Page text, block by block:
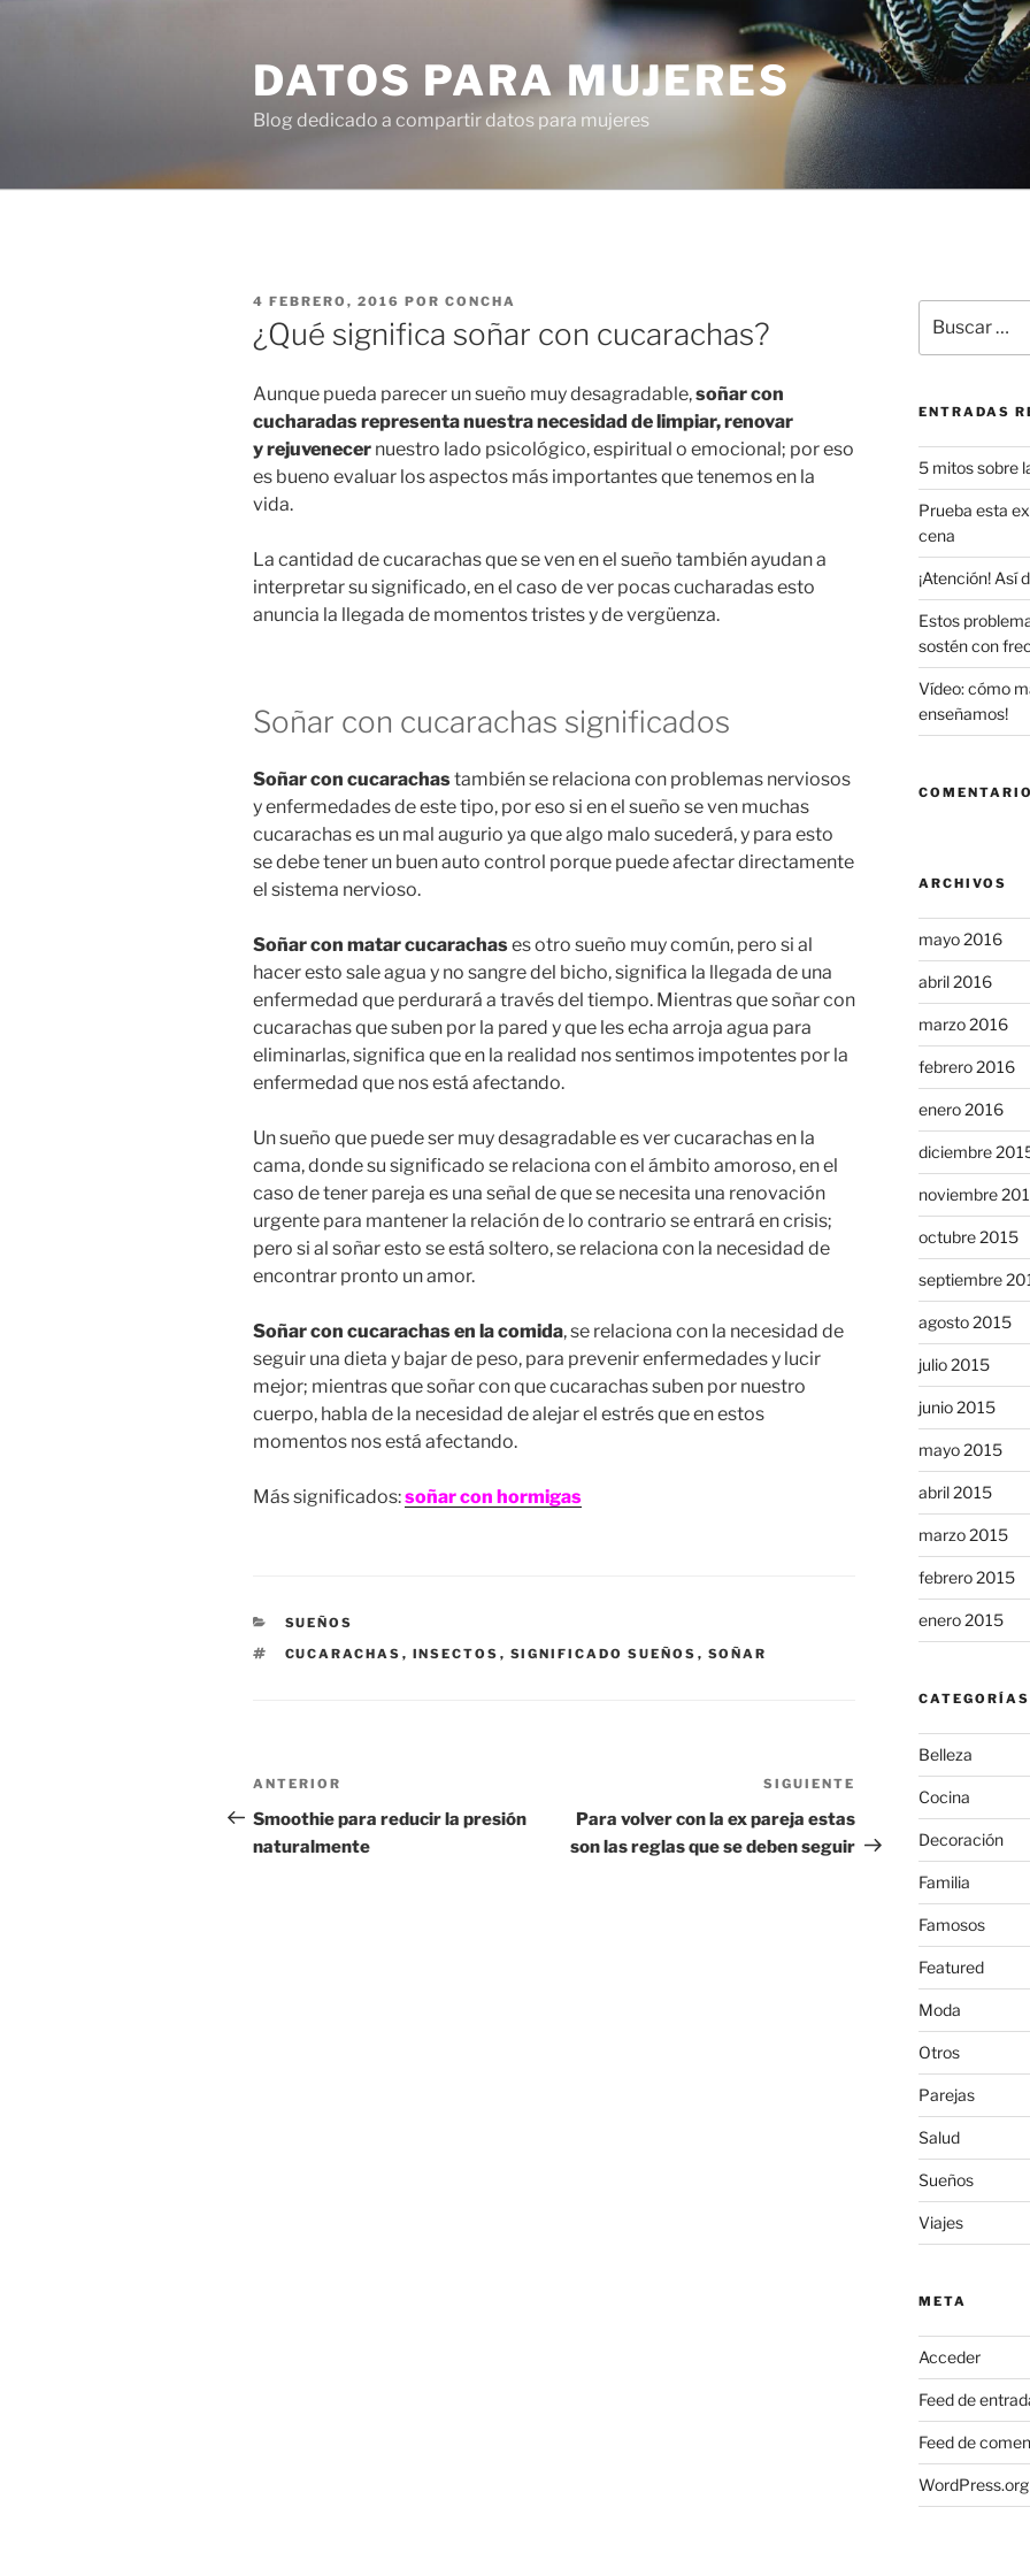
DATOS PARA MUJERES
Blog dedicado a compartir datos para mujeres
PUBLICADO
4 FEBRERO, 2016 POR CONCHA
¿Qué significa soñar con cucarachas?
Aunque pueda parecer un sueño muy desagradable,soñar con
cucharadas representa nuestra necesidad de limpiar, renovar
yrejuvenecer nuestro lado psicológico, espiritual o emocional; por eso
es bueno evaluar los aspectos más importantes que tenemos en la
vida.
La cantidad de cucarachas que se ven en el sueño también ayudan a
interpretar su significado, en el caso de ver pocas cucharadas esto
anuncia la llegada de momentos tristes y de vergüenza.
Soñar con cucarachas significados
Soñar con cucarachastambién se relaciona con problemas nerviosos
y enfermedades de este tipo, por eso si en el sueño se ven muchas
cucarachas es un mal augurio ya que algo malo sucederá, y para esto
se debe tener un buen auto control porque puede afectar directamente
el sistema nervioso.
Soñar con matar cucarachases otro sueño muy común, pero si al
hacer esto sale agua y no sangre del bicho, significa la llegada de una
enfermedad que perdurará a través del tiempo. Mientras que soñar con
cucarachas que suben por la pared y que les echa arroja agua para
eliminarlas, significa que en la realidad nos sentimos impotentes por la
enfermedad que nos está afectando.
Un sueño que puede ser muy desagradable es ver cucarachas en la
cama, donde su significado se relaciona con el ámbito amoroso, en el
caso de tener pareja es una señal de que se necesita una renovación
urgente para mantener la relación de lo contrario se entrará en crisis;
pero si al soñar esto se está soltero, se relaciona con la necesidad de
encontrar pronto un amor.
Soñar con cucarachas en la comida, se relaciona con la necesidad de
seguir una dieta y bajar de peso, para prevenir enfermedades y lucir
mejor; mientras que soñar con que cucarachas suben por nuestro
cuerpo, habla de la necesidad de alejar el estrés que en estos
momentos nos está afectando.
Más significados:soñar con hormigas
CATEGORÍAS
SUEÑOS
ETIQUETAS
CUCARACHAS , INSECTOS , SIGNIFICADO SUEÑOS , SOÑAR
Navegación
de
entradas
Entrada
anterior:
ANTERIOR
Smoothie para reducir la presión
naturalmente
Siguiente
entrada
SIGUIENTE
Para volver con la ex pareja estas
son las reglas que se deben seguir
por:
ENTRADAS
5 mitos sobre
Prueba esta
cena
¡Atención! Así
Estos
sostén con
Vídeo: cómo
enseñamos!
ARCHIVOS
mayo 2016
abril 2016
marzo 2016
febrero 2016
enero 2016
diciembre
noviembre
octubre 2015
septiembre
agosto 2015
julio 2015
junio 2015
mayo 2015
abril 2015
marzo 2015
febrero 2015
enero 2015
CATEGORÍAS
Belleza
Cocina
Decoración
Familia
Famosos
Featured
Moda
Otros
Parejas
Salud
Sueños
Viajes
META
Acceder
Feed de
Feed de
WordPress.org